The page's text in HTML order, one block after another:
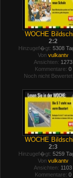
WOCHE
2:2
Hinzugef�gt: 5308
Von vulkantv
Ansichten: 1273
Kommentare: 0
Noch nicht Bewertet
WOCHE
2:3
Hinzugef�gt: 5259
Von vulkantv
Ansichten: 1103
Kommentare: 0